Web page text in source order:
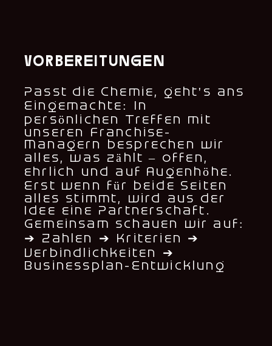
vorbereitungen
Passt die Chemie, geht's ans
Eingemachte: In
persönlichen Treffen mit
unseren Franchise-
Managern besprechen wir
alles, was zählt – offen,
ehrlich und auf Augenhöhe.
Erst wenn für beide Seiten
alles stimmt, wird aus der
Idee eine Partnerschaft.
Gemeinsam schauen wir auf:
➔ Zahlen ➔ Kriterien ➔
Verbindlichkeiten ➔
Businessplan-Entwicklung